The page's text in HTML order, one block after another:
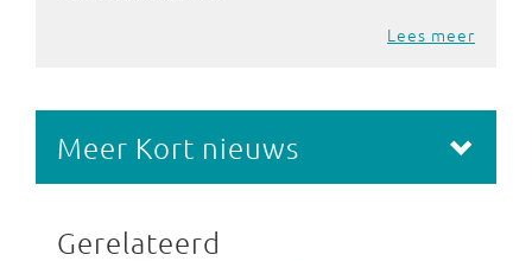
Lees meer
Meer Kort nieuws
Gerelateerd